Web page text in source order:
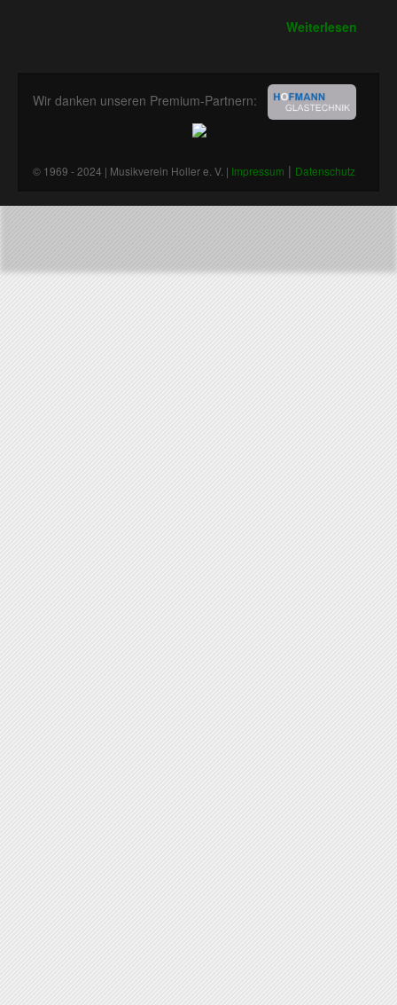
Weiterlesen
Wir danken unseren Premium-Partnern:
© 1969 - 2024 | Musikverein Holler e. V. | Impressum | Datenschutz